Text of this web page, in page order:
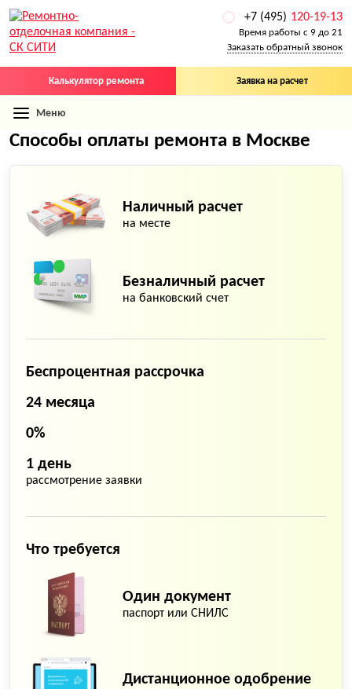
Калькулятор ремонта Заявка на расчет
+7 (495) 120-19-13
Время работы с 9 до 21
Заказать обратный звонок
Меню
Способы оплаты ремонта в Москве
Наличный расчет
на месте
Безналичный расчет
на банковский счет
Беспроцентная рассрочка
24 месяца
0%
1 день
рассмотрение заявки
Что требуется
Один документ
паспорт или СНИЛС
Дистанционное одобрение